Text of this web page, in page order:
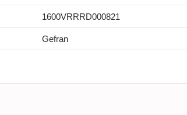
1600VRRRD000821
Gefran